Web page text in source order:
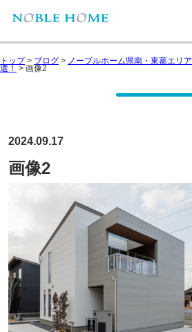
トップ> ブログ > ノーブルホーム県南・東葛エリア
選！ > 画像2
2024.09.17
画像2